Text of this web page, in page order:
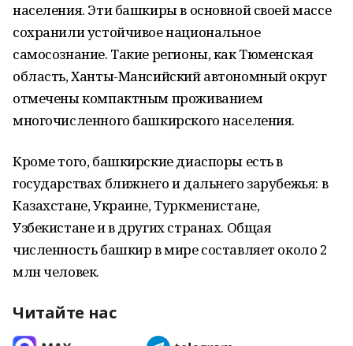
населения. Эти башкиры в основной своей массе
сохранили устойчивое национальное
самосознание. Такие регионы, как Тюменская
область, Ханты-Мансийский автономный округ
отмечены компактным проживанием
многочисленного башкирского населения.
Кроме того, башкирские диаспоры есть в
государствах ближнего и дальнего зарубежья: в
Казахстане, Украине, Туркменистане,
Узбекистане и в других странах. Общая
численность башкир в мире составляет около 2
млн человек.
Читайте нас